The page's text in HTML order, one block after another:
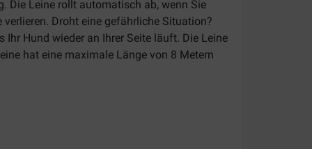
Die Leine rollt automatisch ab, wenn Sie
Droht eine gefährliche Situation?
Hund wieder an Ihrer Seite läuft. Die Leine
hat eine maximale Länge von 8 Metern